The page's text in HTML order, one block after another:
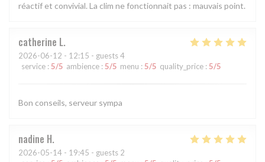
réactif et convivial. La clim ne fonctionnait pas : mauvais point.
catherine L
2026-06-12 - 12:15 - guests 4
service : 5/5 ambience : 5/5 menu : 5/5 quality_price : 5/5
Bon conseils, serveur sympa
nadine H
2026-05-14 - 19:45 - guests 2